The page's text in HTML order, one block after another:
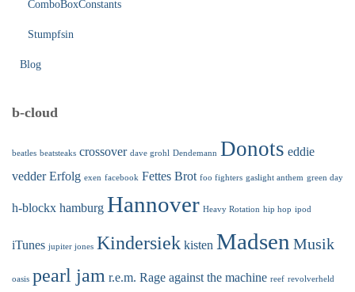
ComboBoxConstants
Stumpfsin
Blog
b-cloud
beatles beatsteaks crossover dave grohl Dendemann Donots eddie
vedder Erfolg exen facebook Fettes Brot foo fighters gaslight anthem green day
h-blockx hamburg Hannover Heavy Rotation hip hop ipod
iTunes jupiter jones Kindersiek kisten Madsen Musik
oasis pearl jam r.e.m. Rage against the machine reef revolverheld